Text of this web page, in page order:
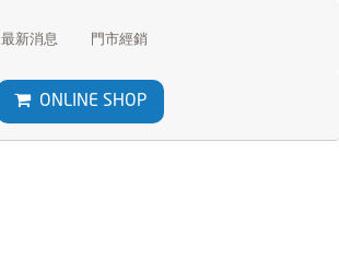
最新消息 門市經銷
ONLINE SHOP